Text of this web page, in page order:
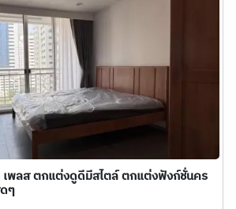
เพลส ตกแต่งดูดีมีสไตล์ ตกแต่งฟังก์ชั่นคร
ๆ